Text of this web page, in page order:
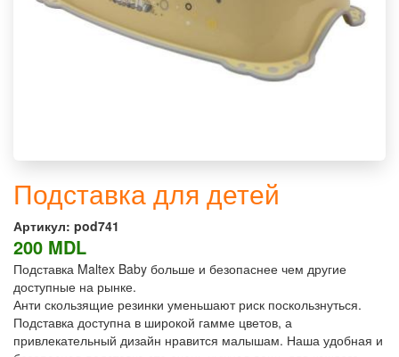
Подставка для детей
Артикул: pod741
200 MDL
Подставка Maltex Baby больше и безопаснее чем другие
доступные на рынке.
Анти скользящие резинки уменьшают риск поскользнуться.
Подставка доступна в широкой гамме цветов, а
привлекательный дизайн нравится малышам. Наша удобная и